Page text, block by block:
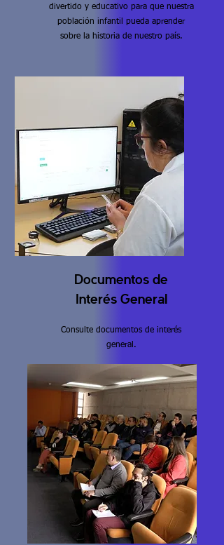
divertido y educativo para que nuestra
población infantil pueda aprender
sobre la historia de nuestro país.
Documentos de
Interés General
Consulte documentos de interés
general.